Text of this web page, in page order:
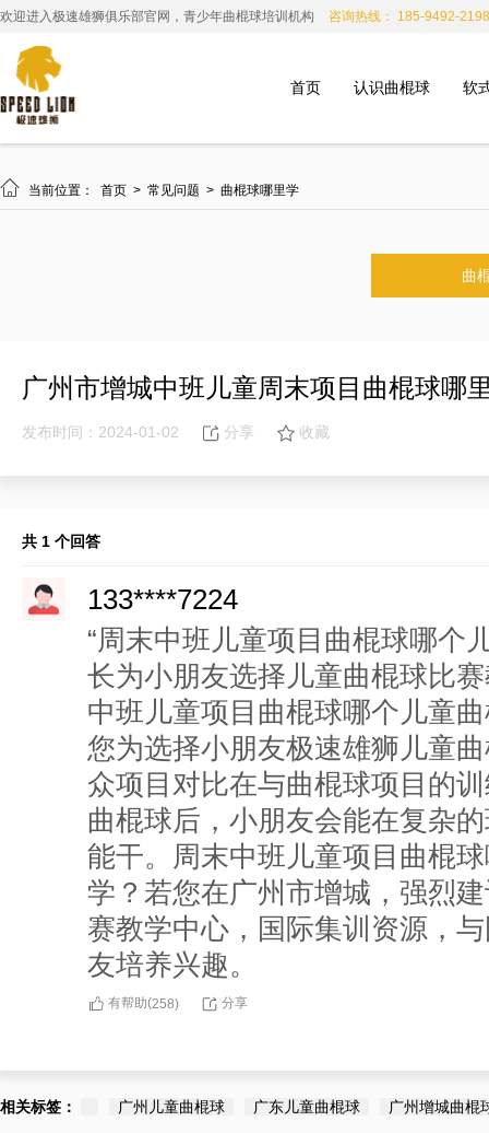
欢迎进入极速雄狮俱乐部官网，青少年曲棍球培训机构 咨询热线： 185-9492-2198
首页 认识曲棍球 软
 当前位置： 首页 > 常见问题 > 曲棍球哪里学
曲
广州市增城中班儿童周末项目曲棍球哪
发布时间：2024-01-02 分享 收藏
共 1 个回答
133****7224
“周末中班儿童项目曲棍球哪个
长为小朋友选择儿童曲棍球比
中班儿童项目曲棍球哪个儿童
您为选择小朋友极速雄狮儿童
众项目对比在与曲棍球项目的
曲棍球后，小朋友会能在复杂
能干。周末中班儿童项目曲棍
学？若您在广州市增城，强烈
赛教学中心，国际集训资源，
友培养兴趣。
有帮助(258) 分享
相关标签： 广州儿童曲棍球 广东儿童曲棍球 广州增城曲棍